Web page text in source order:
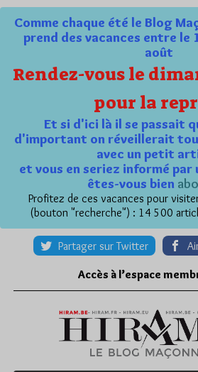
Comme chaque été le Blog
prend des vacances entre
août
Rendez-vous le
pour la
Et si d'ici là il se passait
d'important on réveillerait
avec un petit
et vous en seriez informé
êtes-vous bien
Profitez de ces vacances pour
(bouton "recherche") : 14 500
Partager sur Twitter
Accès à l’espace